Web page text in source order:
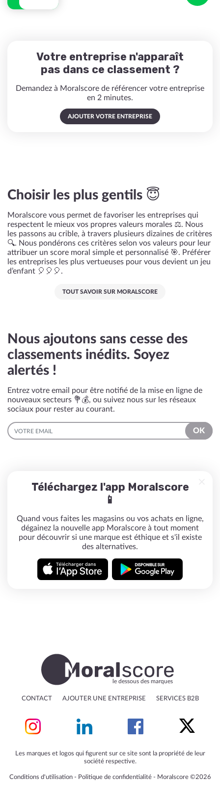
Votre entreprise n'apparaît
pas dans ce classement ?
Demandez à Moralscore de référencer votre entreprise
en 2 minutes.
AJOUTER VOTRE ENTREPRISE
Choisir les plus gentils 😇
Moralscore vous permet de favoriser les entreprises qui
respectent le mieux vos propres valeurs morales ⚖️. Nous
les passons au crible, à travers plusieurs dizaines de critères
🔍. Nous pondérons ces critères selon vos valeurs pour leur
attribuer un score moral simple et personnalisé 🎯. Préférer
les entreprises les plus vertueuses pour vous devient un jeu
d’enfant 🎈🎈🎈.
TOUT SAVOIR SUR MORALSCORE
Nous ajoutons sans cesse des
classements inédits. Soyez
alertés !
Entrez votre email pour être notifié de la mise en ligne de
nouveaux secteurs 💐💰, ou suivez nous sur les réseaux
sociaux pour rester au courant.
EMAIL
OK
Téléchargez l'app Moralscore
📱
Quand vous faites les magasins ou vos achats en ligne,
dégainez la nouvelle app Moralscore à tout moment
pour découvrir si une marque est éthique et s'il existe
des alternatives.
le dessous des marques
CONTACT AJOUTER UNE ENTREPRISE SERVICES B2B
Les marques et logos qui figurent sur ce site sont la propriété de leur
société respective.
Conditions d'utilisation‐ Politique de confidentialité‐ Moralscore ©2026